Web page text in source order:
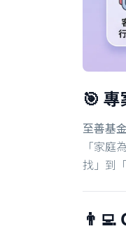
🎯
至善基
「家
找」到
👨‍💻